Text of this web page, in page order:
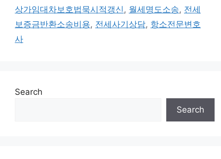
상가임대차보호법묵시적갱신 , 월세명도소송, 전세
보증금반환소송비용, 전세사기상담, 항소전문변호
사
Search
Search